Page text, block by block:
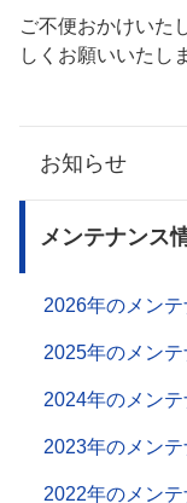
ご不便おかけいた
しくお願いいたし
お知らせ
メンテナンス
2026年のメン
2025年のメン
2024年のメン
2023年のメン
2022年のメン